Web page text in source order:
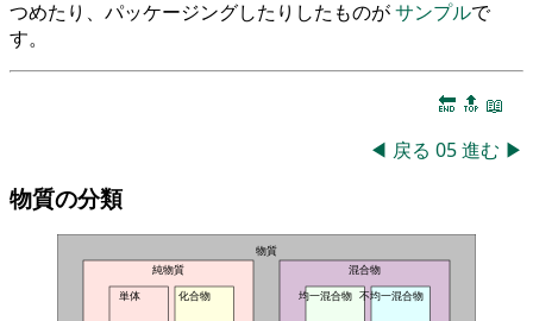
つめたり、パッケージングしたりしたものがサンプルで
す。
🔚 🔝 📖
◀ 戻る 05進む ▶
物質の分類
物質
純物質
単体
化合物
混合物
均一混合物 不均一混合物